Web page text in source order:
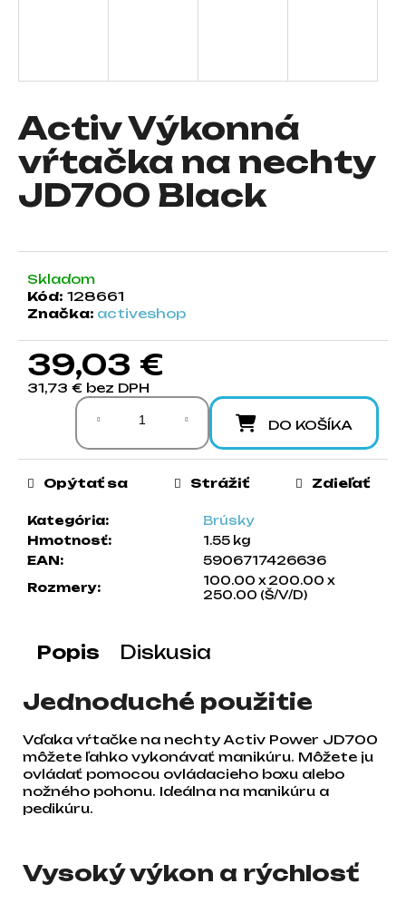
Activ Výkonná
vŕtačka na nechty
JD700 Black
Skladom
Kód: 128661
Značka: activeshop
39,03 €
31,73 € bez DPH
Jednotková cena:
DO KOŠÍKA
Kategória:
Brúsky
Hmotnosť:
1.55 kg
EAN:
5906717426636
Rozmery:
100.00 x 200.00 x
250.00 (Š/V/D)
Opýtať sa Strážiť Zdieľať
Popis Diskusia
Jednoduché použitie
Vďaka vŕtačke na nechty Activ Power JD700
môžete ľahko vykonávať manikúru. Môžete ju
ovládať pomocou ovládacieho boxu alebo
nožného pohonu. Ideálna na manikúru a
pedikúru.
Vysoký výkon a rýchlosť
?
HĽADAŤ
O
d
p
o
ú
e